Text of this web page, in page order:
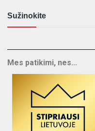
Sužinokite
Mes patikimi, nes...